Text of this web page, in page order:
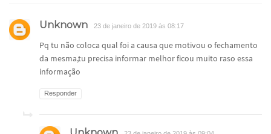
Unknown 23 de janeiro de 2019 às 08:17
Pq tu não coloca qual foi a causa que motivou o fechamento
da mesma,tu precisa informar melhor ficou muito raso essa
informação
Responder